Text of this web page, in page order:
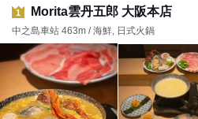
1 Morita雲丹五郎 大阪本店
中之島車站 463m / 海鮮, 日式火鍋